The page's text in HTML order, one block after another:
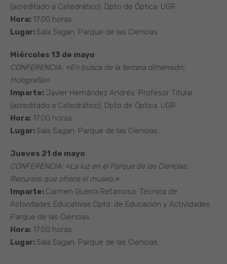
(acreditado a Catedrático). Dpto de Óptica. UGR
Hora: 17:00 horas
Lugar: Sala Sagan. Parque de las Ciencias.
Miércoles 13 de mayo
CONFERENCIA: «En busca de la tercera dimensión:
Holografía»
Imparte: Javier Hernández Andrés. Profesor Titular
(acreditado a Catedrático). Dpto de Óptica. UGR
Hora: 17:00 horas
Lugar: Sala Sagan. Parque de las Ciencias.
Jueves 21 de mayo
CONFERENCIA: «La luz en el Parque de las Ciencias.
Recursos que ofrece el museo.»
Imparte: Carmen Guerra Retamosa. Técnica de
Actividades Educativas Dpto. de Educación y Actividades.
Parque de las Ciencias
Hora: 17:00 horas
Lugar: Sala Sagan. Parque de las Ciencias.